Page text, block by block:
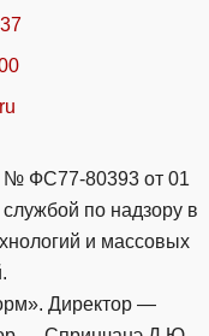
№ ФС77-80393 от 01
по надзору в
и массовых
Директор —